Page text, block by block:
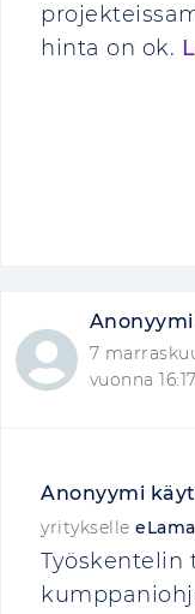
hinta on ok.
7
vuonna 16:17
Anonyymi
yritykselle eLama
Työskentelin